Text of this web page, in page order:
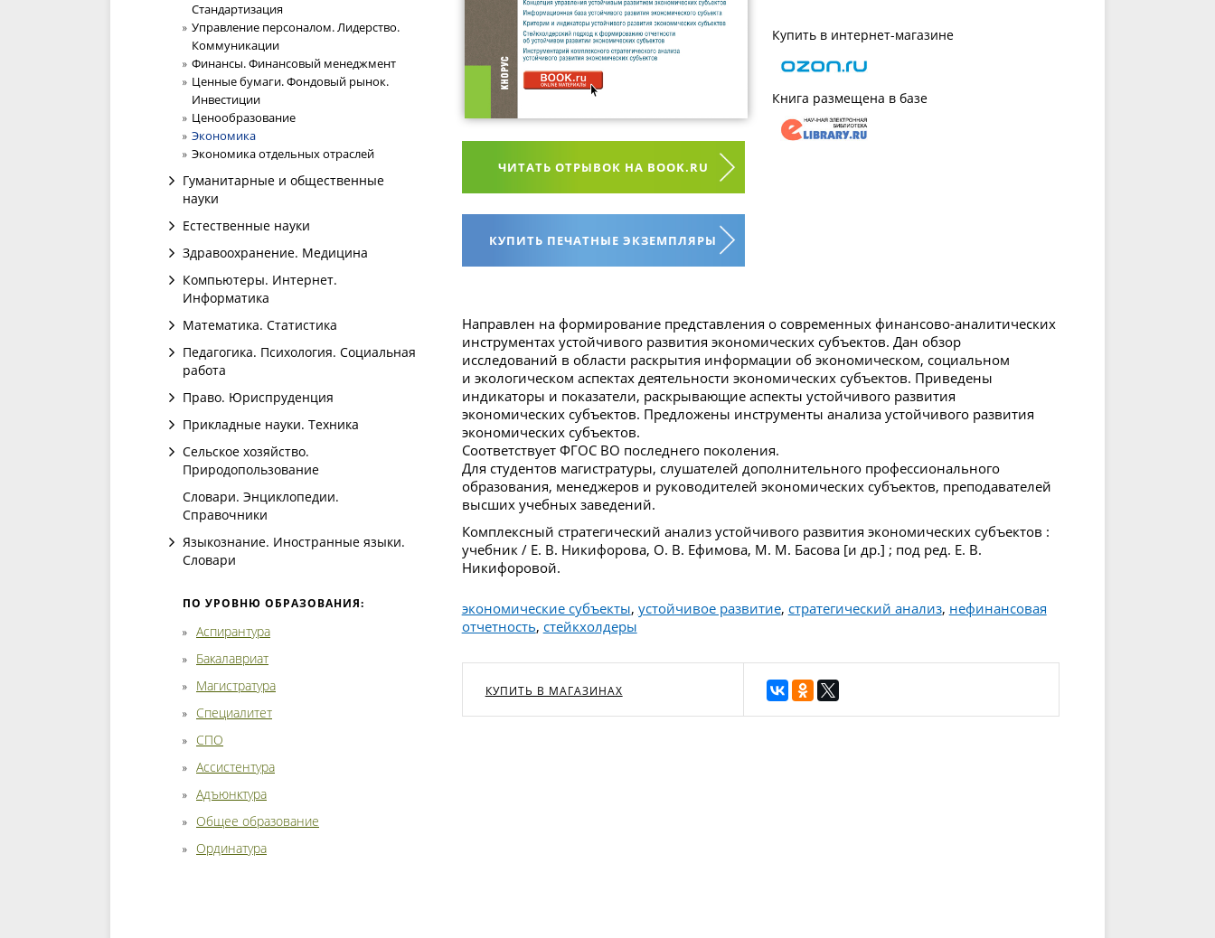
Стандартизация
Управление персоналом. Лидерство.
Коммуникации
Финансы. Финансовый менеджмент
Ценные бумаги. Фондовый рынок.
Инвестиции
Ценообразование
Экономика
Экономика отдельных отраслей
Гуманитарные и общественные
науки
Естественные науки
Здравоохранение. Медицина
Компьютеры. Интернет.
Информатика
Математика. Статистика
Педагогика. Психология. Социальная
работа
Право. Юриспруденция
Прикладные науки. Техника
Сельское хозяйство.
Природопользование
Словари. Энциклопедии.
Справочники
Языкознание. Иностранные языки.
Словари
ПО УРОВНЮ ОБРАЗОВАНИЯ:
Аспирантура
Бакалавриат
Магистратура
Специалитет
СПО
Ассистентура
Адъюнктура
Общее образование
Ординатура
ЧИТАТЬ ОТРЫВОК НА BOOK.RU
КУПИТЬ ПЕЧАТНЫЕ ЭКЗЕМПЛЯРЫ
Купить в интернет-магазине
Книга размещена в базе
Направлен на формирование представления о современных финансово-аналитических
инструментах устойчивого развития экономических субъектов. Дан обзор
исследований в области раскрытия информации об экономическом, социальном
и экологическом аспектах деятельности экономических субъектов. Приведены
индикаторы и показатели, раскрывающие аспекты устойчивого развития
экономических субъектов. Предложены инструменты анализа устойчивого развития
экономических субъектов.
Соответствует ФГОС ВО последнего поколения.
Для студентов магистратуры, слушателей дополнительного профессионального
образования, менеджеров и руководителей экономических субъектов, преподавателей
высших учебных заведений.
Комплексный стратегический анализ устойчивого развития экономических субъектов :
учебник / Е. В. Никифорова, О. В. Ефимова, М. М. Басова [и др.] ; под ред. Е. В.
Никифоровой.
экономические субъекты, устойчивое развитие, стратегический анализ, нефинансовая
отчетность, стейкхолдеры
КУПИТЬ В МАГАЗИНАХ